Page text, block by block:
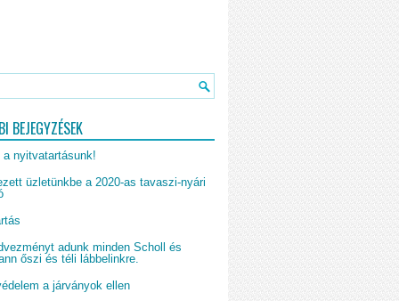
BEJEGYZÉSEK
nyitvatartásunk!
üzletünkbe a 2020-as tavaszi-nyári
adunk minden Scholl és
őszi és téli lábbelinkre.
a járványok ellen